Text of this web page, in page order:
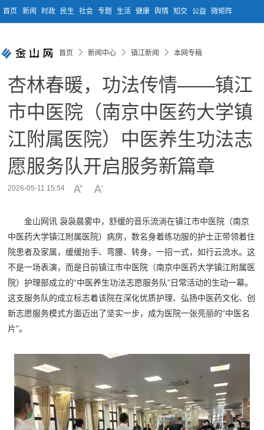
首页 新闻 时政 民生 社会 专题 生活 健康 舆情 知交 公益 微矩阵
首页 新闻中心 镇江新闻 本网专稿
杏林春暖，功法传情——镇江
市中医院（南京中医药大学镇
江附属医院）中医养生功法志
愿服务队开启服务新篇章
2026-05-11 15:54
金山网讯 袅袅晨雾中，舒缓的音乐流淌在镇江市中医院（南京
中医药大学镇江附属医院）病房，数名身着练功服的护士正带领着住
院患者及家属，缓缓抬手、弯腰、转身，一招一式，如行云流水。这
不是一场表演，而是日前镇江市中医院（南京中医药大学镇江附属医
院）护理部成立的“中医养生功法志愿服务队”日常活动的生动一幕。
这支服务队的成立标志着该院在深化优质护理、弘扬中医药文化、创
新志愿服务模式方面迈出了坚实一步，成为医院一张亮丽的“中医名
片”。